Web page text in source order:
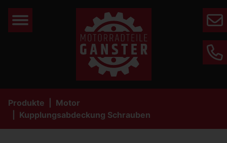
Mail
Produkte
Motor
Kupplungsabdeckung Schrauben